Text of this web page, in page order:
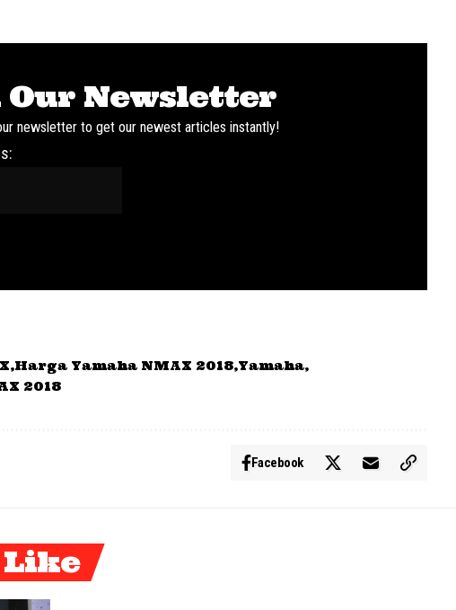
Newsletter
newsletter to get our newest articles instantly!
Harga Yamaha NMAX 2018 Yamaha
2018
Facebook